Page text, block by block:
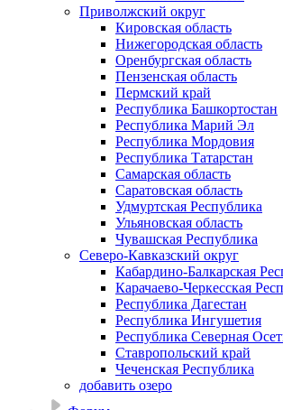
Приволжский округ
Кировская область
Нижегородская область
Оренбургская область
Пензенская область
Пермский край
Республика Башкортостан
Республика Марий Эл
Республика Мордовия
Республика Татарстан
Самарская область
Саратовская область
Удмуртская Республика
Ульяновская область
Чувашская Республика
Северо-Кавказский округ
Кабардино-Балкарская
Карачаево-Черкесская
Республика Дагестан
Республика Ингушетия
Республика Северная
Ставропольский край
Чеченская Республика
добавить озеро